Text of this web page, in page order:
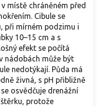
místě chráněném před
Cibule se
při mírném podzimu i
10–15 cm a s
efekt se počítá
nádobách může být
nedotýkají. Půda má
živná, s pH přibližně
osvědčuje drenážní
protože